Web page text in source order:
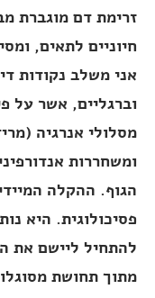
זרימת דם מוגברת
חיוניים לתאים,
אני משלב נקודות
וברגליים, אשר על
מסלולי אנרגיה
ומשחררות
הגוף. ההקלה
פסיכולוגית. היא
להתחיל ליישם את
מתוך תחושת